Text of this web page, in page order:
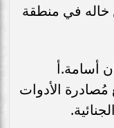
خاله في منطقة
أسامة.أ
مُصادرة ‏‏الأدوات